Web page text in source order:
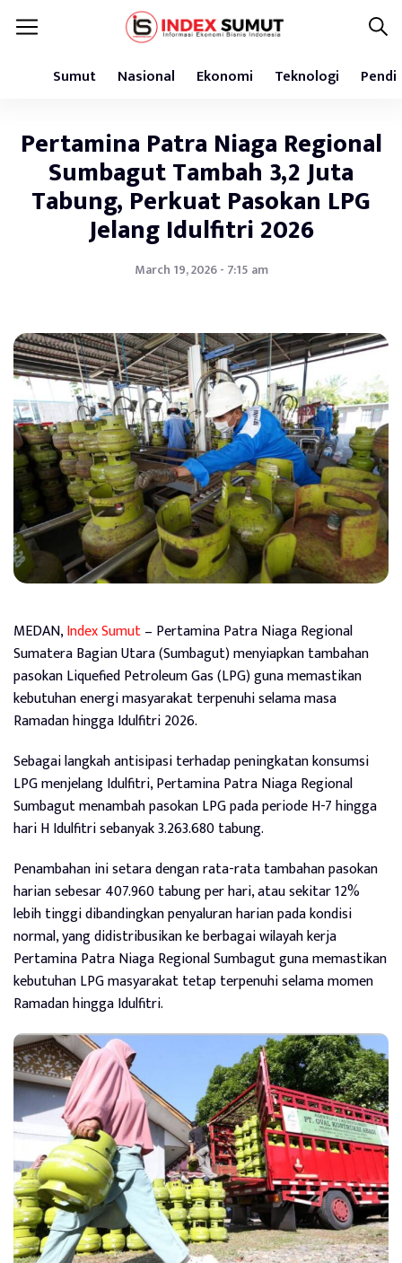
Sumut Nasional Ekonomi Teknologi
Pertamina Patra Niaga Regional
Sumbagut Tambah 3,2 Juta
Tabung, Perkuat Pasokan LPG
Jelang Idulfitri 2026
March 19, 2026 - 7:15 am
MEDAN,Index Sumut– Pertamina Patra Niaga Regional
Sumatera Bagian Utara (Sumbagut) menyiapkan tambahan
pasokan Liquefied Petroleum Gas (LPG) guna memastikan
kebutuhan energi masyarakat terpenuhi selama masa
Ramadan hingga Idulfitri 2026.
Sebagai langkah antisipasi terhadap peningkatan konsumsi
LPG menjelang Idulfitri, Pertamina Patra Niaga Regional
Sumbagut menambah pasokan LPG pada periode H-7 hingga
hari H Idulfitri sebanyak 3.263.680 tabung.
Penambahan ini setara dengan rata-rata tambahan pasokan
harian sebesar 407.960 tabung per hari, atau sekitar 12%
lebih tinggi dibandingkan penyaluran harian pada kondisi
normal, yang didistribusikan ke berbagai wilayah kerja
Pertamina Patra Niaga Regional Sumbagut guna memastikan
kebutuhan LPG masyarakat tetap terpenuhi selama momen
Ramadan hingga Idulfitri.